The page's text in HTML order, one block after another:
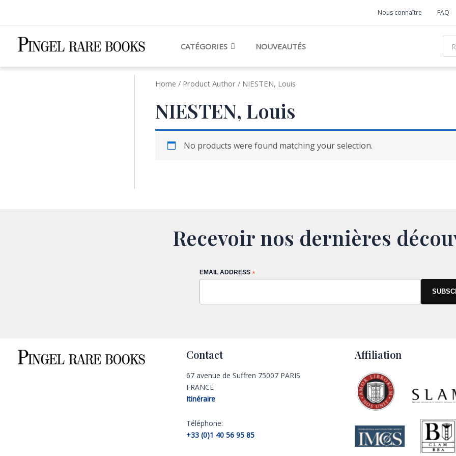
Nous connaître FAQ
CATÉGORIES NOUVEAUTÉS
Home / Product Author / NIESTEN, Louis
NIESTEN, Louis
No products were found matching your selection.
Recevoir nos dernières
EMAIL ADDRESS *
Contact
67 avenue de Suffren 75007 PARIS
FRANCE
Itinéraire
Téléphone:
+33 (0)1 40 56 95 85
Affiliation